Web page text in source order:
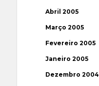
Abril 2005
Março 2005
Fevereiro 2005
Janeiro 2005
Dezembro 2004